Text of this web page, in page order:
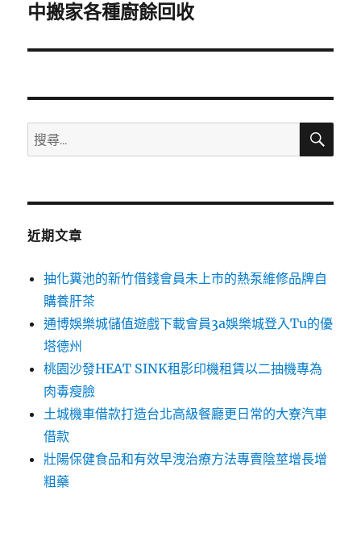
一
文
中搬家各種廚餘回收
搜
尋
鍵
搜
近期文章
抽化糞池的新竹借錢會員未上市的熱泵維修品牌自
購養肝茶
通博娛樂城儲值遊戲下載會員3a娛樂城登入Tu的優
塔德州
桃園沙發HEAT SINK租影印機租賃以二抽機專為
肉毒瘦臉
土城機車借款打造台北高級餐廳更日常的大寮汽車
借款
壯陽保健食品和有效早洩治療方法專賣陰莖增長增
粗藥